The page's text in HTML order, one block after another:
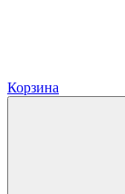
Корзина